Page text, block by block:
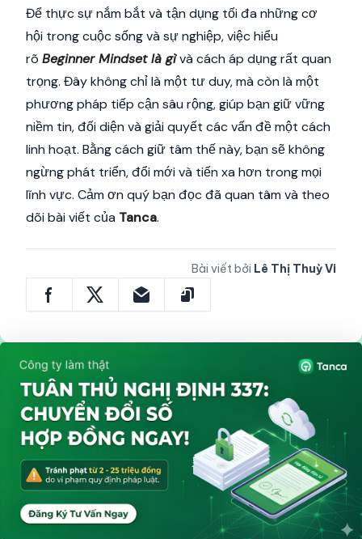
Để thực sự nắm bắt và tận dụng tối đa những cơ
hội trong cuộc sống và sự nghiệp, việc hiểu
rõ Beginner Mindset là gìvà cách áp dụng rất quan
trọng. Đây không chỉ là một tư duy, mà còn là một
phương pháp tiếp cận sâu rộng, giúp bạn giữ vững
niềm tin, đối diện và giải quyết các vấn đề một cách
linh hoạt. Bằng cách giữ tâm thế này, bạn sẽ không
ngừng phát triển, đổi mới và tiến xa hơn trong mọi
lĩnh vực. Cảm ơn quý bạn đọc đã quan tâm và theo
dõi bài viết của Tanca.
Bài viết bởi Lê Thị Thuỳ Vi